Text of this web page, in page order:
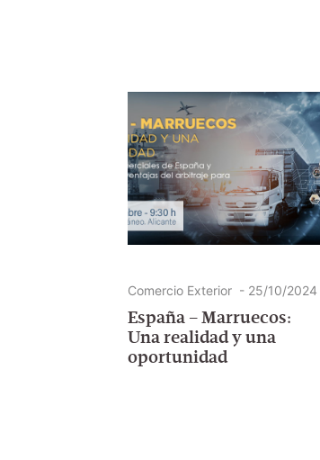
Comercio Exterior - 25/10/2024
España – Marruecos:
Una realidad y una
oportunidad